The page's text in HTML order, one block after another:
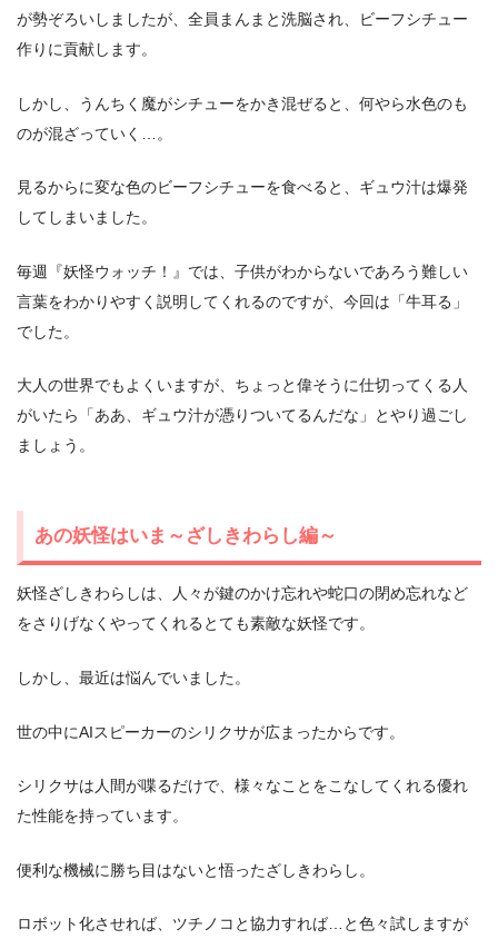
が勢ぞろいしましたが、全員まんまと洗脳され、ビーフシチュー
作りに貢献します。
しかし、うんちく魔がシチューをかき混ぜると、何やら水色のも
のが混ざっていく…。
見るからに変な色のビーフシチューを食べると、ギュウ汁は爆発
してしまいました。
毎週『妖怪ウォッチ！』では、子供がわからないであろう難しい
言葉をわかりやすく説明してくれるのですが、今回は「牛耳る」
でした。
大人の世界でもよくいますが、ちょっと偉そうに仕切ってくる人
がいたら「ああ、ギュウ汁が憑りついてるんだな」とやり過ごし
ましょう。
あの妖怪はいま～ざしきわらし編～
妖怪ざしきわらしは、人々が鍵のかけ忘れや蛇口の閉め忘れなど
をさりげなくやってくれるとても素敵な妖怪です。
しかし、最近は悩んでいました。
世の中にAIスピーカーのシリクサが広まったからです。
シリクサは人間が喋るだけで、様々なことをこなしてくれる優れ
た性能を持っています。
便利な機械に勝ち目はないと悟ったざしきわらし。
ロボット化させれば、ツチノコと協力すれば…と色々試しますが